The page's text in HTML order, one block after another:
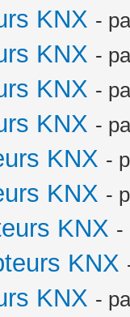
KNX -
KNX -
KNX -
KNX -
KNX -
KNX -
KNX -
KNX
KNX -